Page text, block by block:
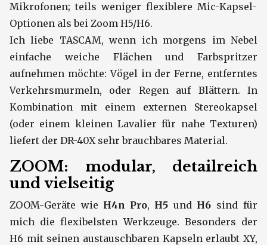
Mikrofonen; teils weniger flexiblere Mic-Kapsel-
Optionen als bei Zoom H5/H6.
Ich liebe TASCAM, wenn ich morgens im Nebel
einfache weiche Flächen und Farbspritzer
aufnehmen möchte: Vögel in der Ferne, entferntes
Verkehrsmurmeln, oder Regen auf Blättern. In
Kombination mit einem externen Stereokapsel
(oder einem kleinen Lavalier für nahe Texturen)
liefert der DR-40X sehr brauchbares Material.
ZOOM: modular, detailreich
und vielseitig
ZOOM-Geräte wie H4n Pro, H5 und H6 sind für
mich die flexibelsten Werkzeuge. Besonders der
H6 mit seinen austauschbaren Kapseln erlaubt XY,